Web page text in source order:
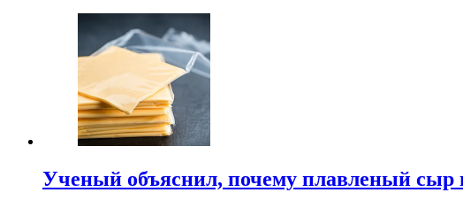
Ученый объяснил, почему плавленый